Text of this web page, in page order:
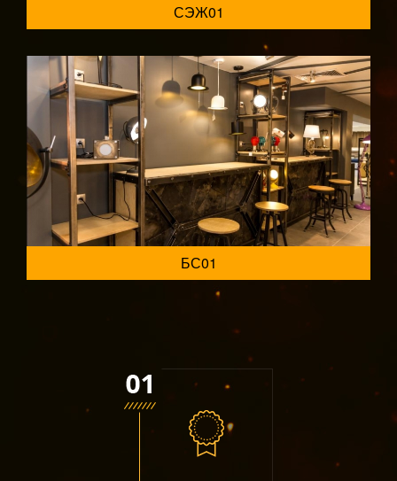
СЭЖ01
БС01